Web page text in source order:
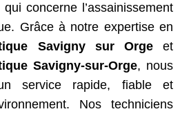
concerne l’assainissement
Grâce à notre expertise en
Savigny sur Orgeet
Savigny-sur-Orge, nous
service rapide, fiable et
Nos techniciens